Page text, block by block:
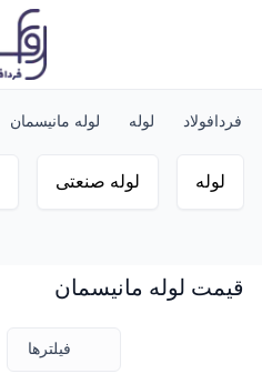
فردافولاد لوله لوله مانیسمان
لوله لوله صنعتی
قیمت لوله مانیسمان
فیلترها